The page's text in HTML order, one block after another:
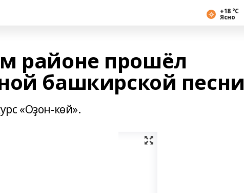
+18 °С
Ясно
районе прошёл
башкирской песни
«Оҙон-көй».